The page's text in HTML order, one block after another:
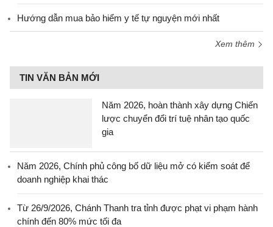
Hướng dẫn mua bảo hiểm y tế tự nguyện mới nhất
Xem thêm
TIN VĂN BẢN MỚI
Năm 2026, hoàn thành xây dựng Chiến
lược chuyển đổi trí tuệ nhân tạo quốc
gia
Năm 2026, Chính phủ công bố dữ liệu mở có kiểm soát để
doanh nghiệp khai thác
Từ 26/9/2026, Chánh Thanh tra tỉnh được phạt vi phạm hành
chính đến 80% mức tối đa